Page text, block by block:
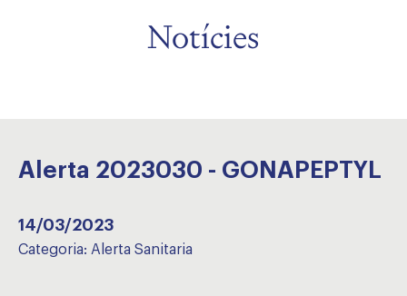
Notícies
Alerta 2023030 - GONAPEPTYL
14/03/2023
Categoria: Alerta Sanitaria